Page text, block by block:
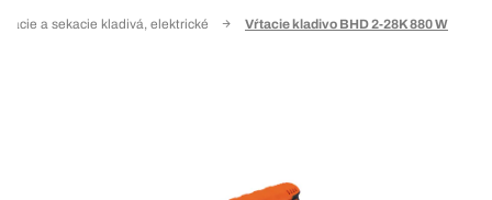
a sekacie kladivá, elektrické Vŕtacie kladivo BHD 2-28K 880 W